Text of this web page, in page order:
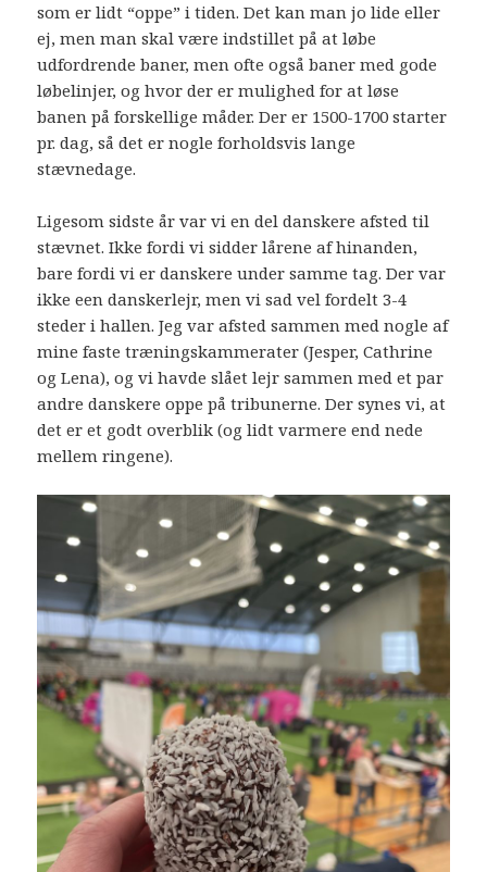
som er lidt “oppe” i tiden. Det kan man jo lide eller
ej, men man skal være indstillet på at løbe
udfordrende baner, men ofte også baner med gode
løbelinjer, og hvor der er mulighed for at løse
banen på forskellige måder. Der er 1500-1700 starter
pr. dag, så det er nogle forholdsvis lange
stævnedage.
Ligesom sidste år var vi en del danskere afsted til
stævnet. Ikke fordi vi sidder lårene af hinanden,
bare fordi vi er danskere under samme tag. Der var
ikke een danskerlejr, men vi sad vel fordelt 3-4
steder i hallen. Jeg var afsted sammen med nogle af
mine faste træningskammerater (Jesper, Cathrine
og Lena), og vi havde slået lejr sammen med et par
andre danskere oppe på tribunerne. Der synes vi, at
det er et godt overblik (og lidt varmere end nede
mellem ringene).